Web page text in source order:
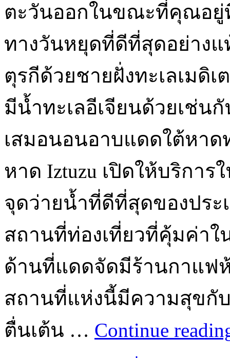
ตะวันออกในขณะที่คุณอยู่
ทางวันหยุดที่ดีที่สุดอย่าง
ตุรกีด้วยชายฝั่งทะเลเมดิเ
มีน้ำทะเลอีเจียนด้วยเช่
เสมอนอนอาบแดดใต้หาด
หาด Iztuzu เปิดให้บริกา
จุดว่ายน้ำที่ดีที่สุดของประ
สถานที่ท่องเที่ยวที่คุ้มค่า
ด้านที่แดดจัดมีร้านกาแฟ
สถานที่แห่งนี้มีความสุขกั
ตื่นเต้น … Continue